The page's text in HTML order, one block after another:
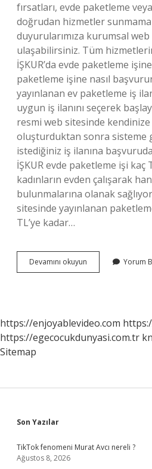
fırsatları, evde paketleme
doğrudan hizmetler
duyurularımıza kurumsal
ulaşabilirsiniz. Tüm
İŞKUR’da evde paketleme
paketleme işine nasıl
yayınlanan ev paketleme iş
uygun iş ilanını seçerek
resmi web sitesinde
oluşturduktan sonra sisteme
istediğiniz iş ilanına
İŞKUR evde paketleme işi
kadınların evden çalışarak
bulunmalarına olanak
sitesinde yayınlanan
TL’ye kadar…
Devamını okuyun
Evde
Yorum
https://enjoyablevideo.com
https://egecocukdunyasi.com.tr
Sitemap
Sidebar
Son Yazılar
TikTok fenomeni Murat Avcı nereli ?
Ağustos 8, 2026